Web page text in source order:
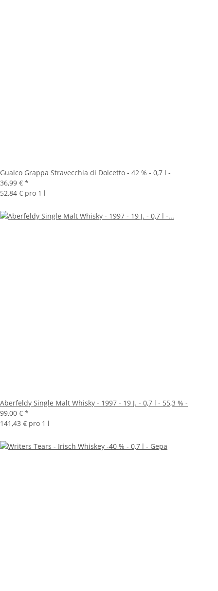
Gualco Grappa Stravecchia di Dolcetto - 42 % - 0,7 l -
36,99 € *
52,84 € pro 1 l
Aberfeldy Single Malt Whisky - 1997 - 19 J. - 0,7 l - 55,3 % -
99,00 € *
141,43 € pro 1 l